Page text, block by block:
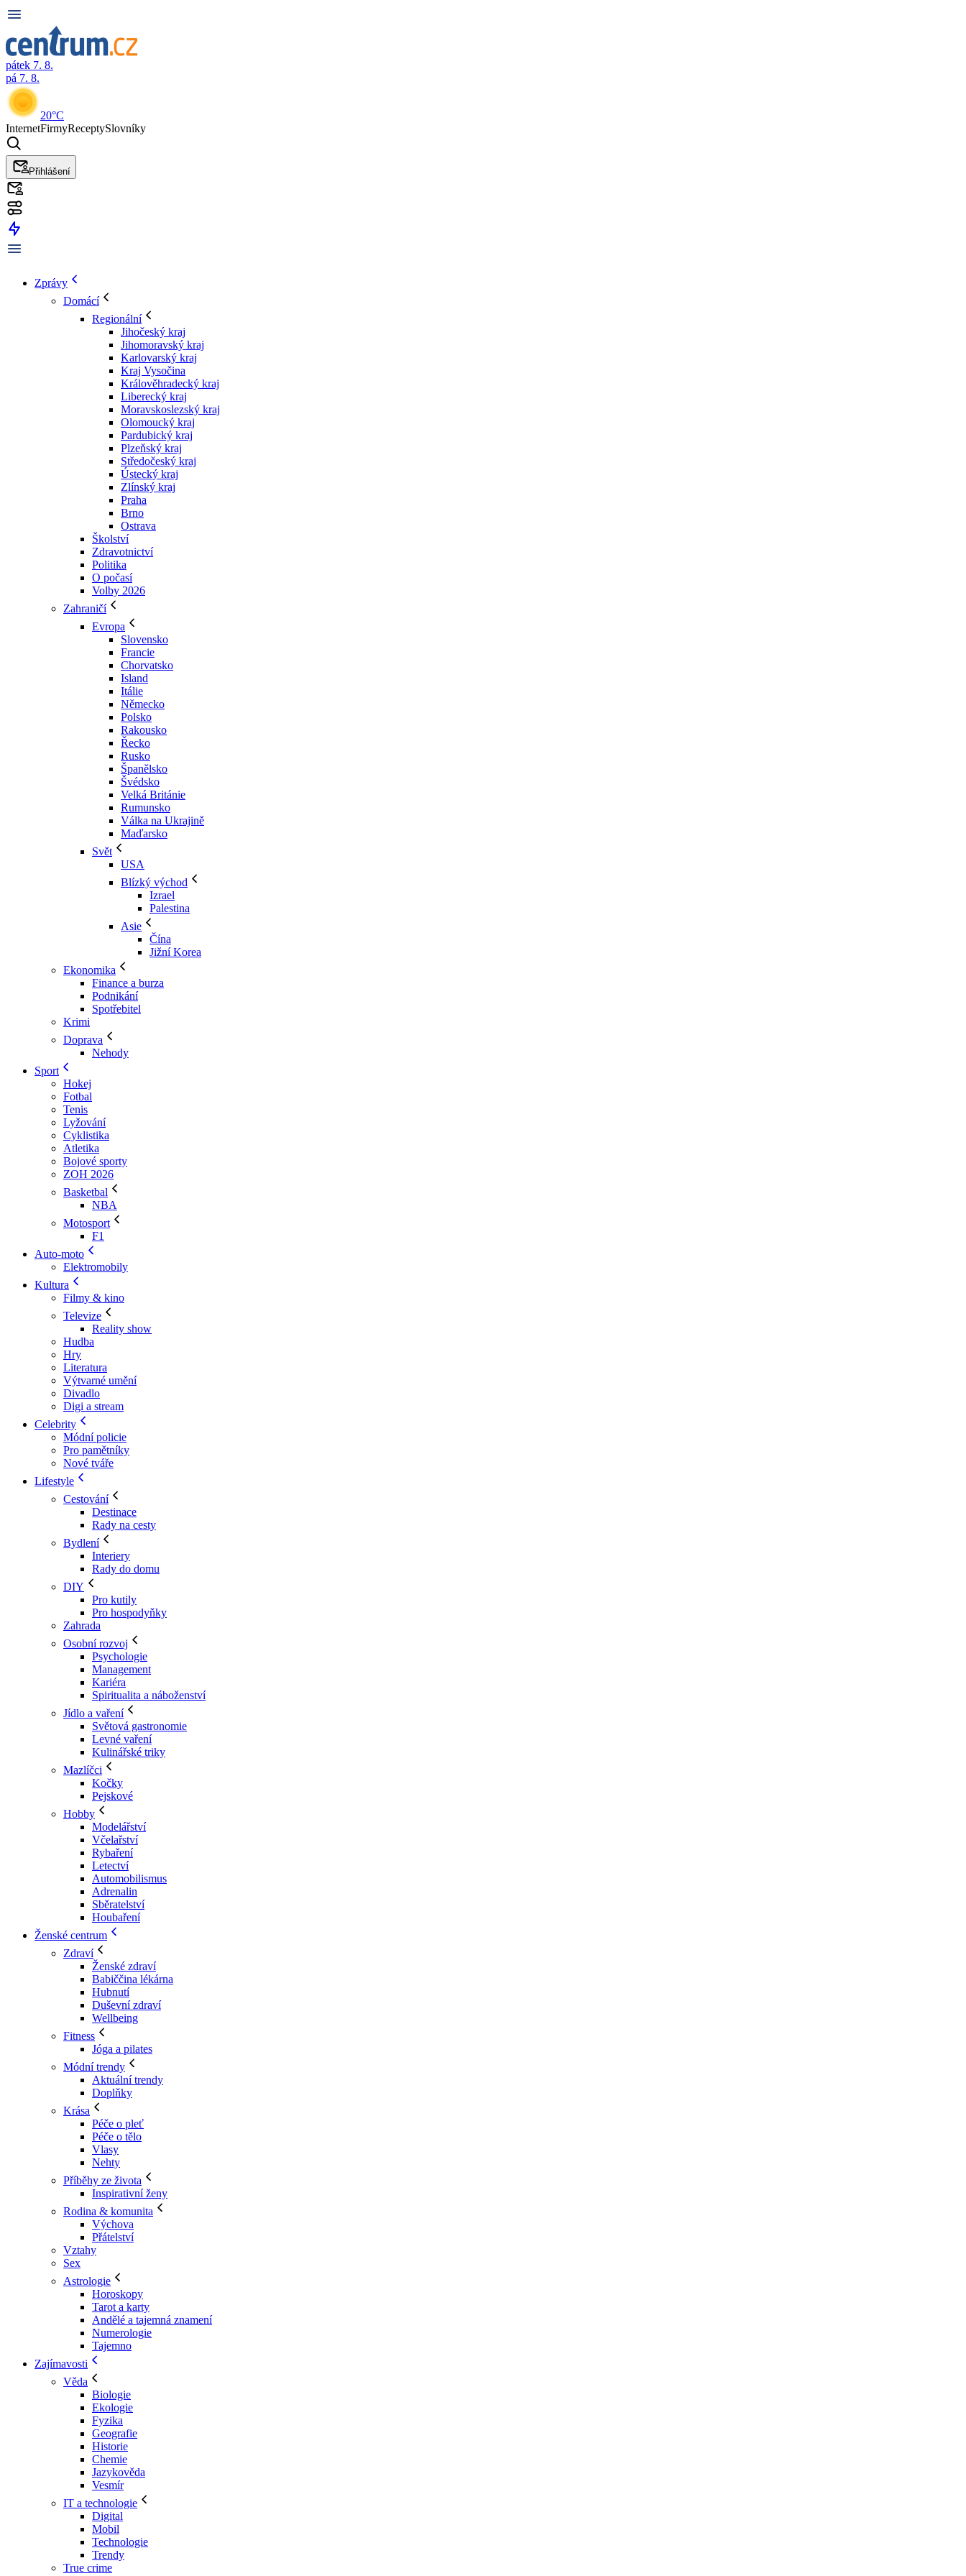
pátek 7. 8.
pá 7. 8.
20°C
InternetFirmyReceptySlovníky
Přihlášení
Zprávy
Domácí
Regionální
Jihočeský kraj
Jihomoravský kraj
Karlovarský kraj
Kraj Vysočina
Králověhradecký kraj
Liberecký kraj
Moravskoslezský kraj
Olomoucký kraj
Pardubický kraj
Plzeňský kraj
Středočeský kraj
Ústecký kraj
Zlínský kraj
Praha
Brno
Ostrava
Školství
Zdravotnictví
Politika
O počasí
Volby 2026
Zahraničí
Evropa
Slovensko
Francie
Chorvatsko
Island
Itálie
Německo
Polsko
Rakousko
Řecko
Rusko
Španělsko
Švédsko
Velká Británie
Rumunsko
Válka na Ukrajině
Maďarsko
Svět
USA
Blízký východ
Izrael
Palestina
Asie
Čína
Jižní Korea
Ekonomika
Finance a burza
Podnikání
Spotřebitel
Krimi
Doprava
Nehody
Sport
Hokej
Fotbal
Tenis
Lyžování
Cyklistika
Atletika
Bojové sporty
ZOH 2026
Basketbal
NBA
Motosport
F1
Auto-moto
Elektromobily
Kultura
Filmy & kino
Televize
Reality show
Hudba
Hry
Literatura
Výtvarné umění
Divadlo
Digi a stream
Celebrity
Módní policie
Pro pamětníky
Nové tváře
Lifestyle
Cestování
Destinace
Rady na cesty
Bydlení
Interiery
Rady do domu
DIY
Pro kutily
Pro hospodyňky
Zahrada
Osobní rozvoj
Psychologie
Management
Kariéra
Spiritualita a náboženství
Jídlo a vaření
Světová gastronomie
Levné vaření
Kulinářské triky
Mazlíčci
Kočky
Pejskové
Hobby
Modelářství
Včelařství
Rybaření
Letectví
Automobilismus
Adrenalin
Sběratelství
Houbaření
Ženské centrum
Zdraví
Ženské zdraví
Babiččina lékárna
Hubnutí
Duševní zdraví
Wellbeing
Fitness
Jóga a pilates
Módní trendy
Aktuální trendy
Doplňky
Krása
Péče o pleť
Péče o tělo
Vlasy
Nehty
Příběhy ze života
Inspirativní ženy
Rodina & komunita
Výchova
Přátelství
Vztahy
Sex
Astrologie
Horoskopy
Tarot a karty
Andělé a tajemná znamení
Numerologie
Tajemno
Zajímavosti
Věda
Biologie
Ekologie
Fyzika
Geografie
Historie
Chemie
Jazykověda
Vesmír
IT a technologie
Digital
Mobil
Technologie
Trendy
True crime